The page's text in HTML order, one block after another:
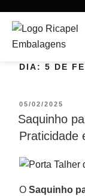
DIA: 5 DE
05/02/2025
Saquinho
Praticidade
O Saquinho